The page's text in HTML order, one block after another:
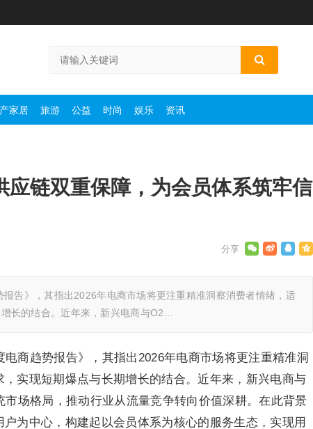
家居 旅游 公益 时尚 娱乐 资讯
应链双重保障，为会员体系筑牢信
告》，其指出2026年电商市场将更注重精准洞察消费者情绪，适
长的结合。近年来，新兴电商与O2…
商趋势报告》，其指出2026年电商市场将更注重精准洞
实现短期爆点与长期增长的结合。近年来，新兴电商与
场格局，推动行业从流量竞争转向价值深耕。在此背景
为中心，构建起以会员体系为核心的服务生态，实现用